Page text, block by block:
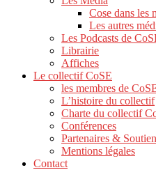
Cose dans les
Les autres
Les Podcasts de
Librairie
Affiches
Le collectif CoSE
les membres de
L’histoire du collectif
Charte du collectif
Conférences
Partenaires &
Mentions légales
Contact